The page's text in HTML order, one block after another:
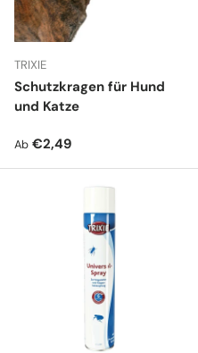
TRIXIE
Schutzkragen für Hund
und Katze
Normaler Preis
Ab €2,49